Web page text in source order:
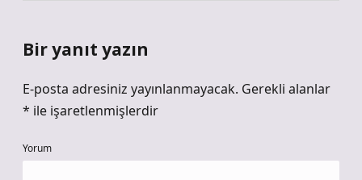
Bir yanıt yazın
E-posta adresiniz yayınlanmayacak. Gerekli alanlar
* ile işaretlenmişlerdir
Yorum